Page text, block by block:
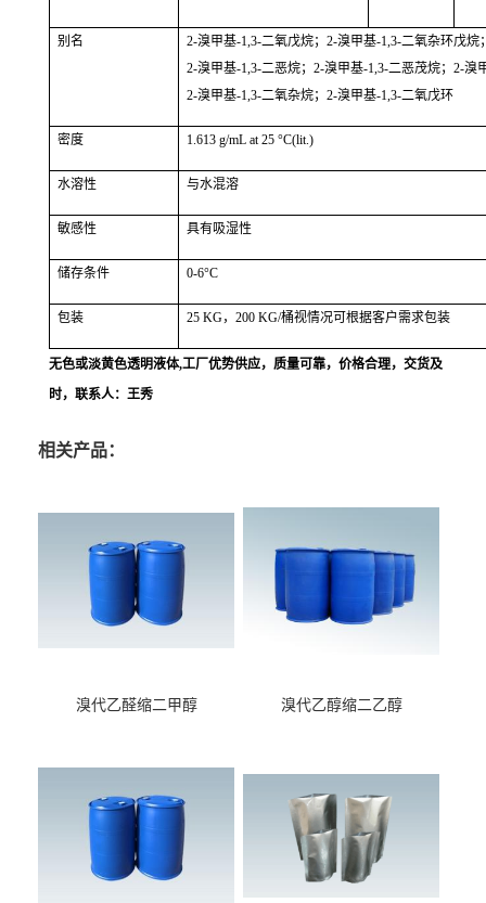
别名 2-溴甲基-1,3-二氧戊烷；2-溴甲基-1,3-二氧杂环戊烷
2-溴甲基-1,3-二恶烷；2-溴甲基-1,3-二恶茂烷；2-溴
2-溴甲基-1,3-二氧杂烷；2-溴甲基-1,3-二氧戊环
密度 1.613 g/mL at 25 °C(lit.)
水溶性 与水混溶
敏感性 具有吸湿性
储存条件 0-6°C
包装 25 KG，200 KG/桶视情况可根据客户需求包装
无色或淡黄色透明液体,工厂优势供应，质量可靠，价格合理，交货及
时，联系人： 王秀
相关产品：
溴代乙醛缩二甲醇
溴代乙醇缩二乙醇